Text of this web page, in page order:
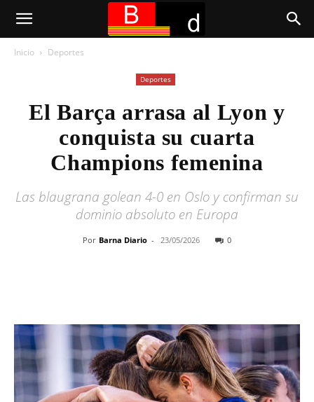
Inicio Deportes
Deportes
El Barça arrasa al Lyon y
conquista su cuarta
Champions femenina
Las blaugrana golean 4-0 en Oslo y confirman su
dominio absoluto en Europa
Por Barna Diario - 23/05/2026 0